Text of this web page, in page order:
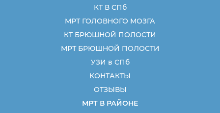
КТ В СПб
МРТ ГОЛОВНОГО МОЗГА
КТ БРЮШНОЙ ПОЛОСТИ
МРТ БРЮШНОЙ ПОЛОСТИ
УЗИ в СПб
КОНТАКТЫ
ОТЗЫВЫ
МРТ В РАЙОНЕ